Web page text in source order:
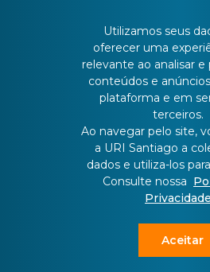
Batista Bonoto Sobrinho, 733
atendimento@urisantiago.br
Utilizamos seus
oferecer uma
relevante ao analisar e
conteúdos e
plataforma e em
terceiros.
Ao navegar pelo site,
a URI Santiago a
dados e utiliza-los
Consulte nossa
Privacidade
Aceitar